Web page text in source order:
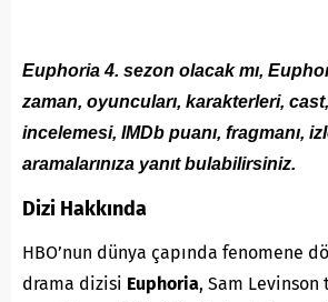
Euphoria 4. sezon olacak mı,
zaman, oyuncuları, karakterleri,
incelemesi, IMDb puanı, fragmanı,
aramalarınıza yanıt bulabilirsiniz.
Dizi Hakkında
HBO’nun dünya çapında fenomene
drama dizisi Euphoria, Sam Levinson